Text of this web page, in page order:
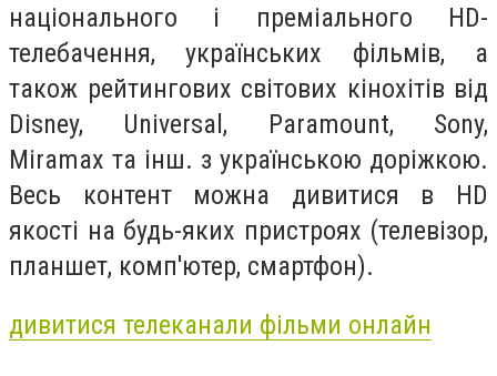
національного і преміального HD-
телебачення, українських фільмів, а
також рейтингових світових кінохітів від
Disney, Universal, Paramount, Sony,
Miramax та інш. з українською доріжкою.
Весь контент можна дивитися в HD
якості на будь-яких пристроях (телевізор,
планшет, комп'ютер, смартфон).
дивитися телеканали фільми онлайн